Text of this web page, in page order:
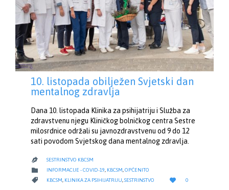
10. listopada obilježen Svjetski dan
mentalnog zdravlja
Dana 10. listopada Klinika za psihijatriju i Služba za
zdravstvenu njegu Kliničkog bolničkog centra Sestre
milosrdnice održali su javnozdravstvenu od 9 do 12
sati povodom Svjetskog dana mentalnog zdravlja.
 SESTRINSTVO KBCSM
 CATEGORY
INFORMACIJE - COVID-19 KBCSM OPĆENITO
 CATEGORY
KBCSM KLINIKA ZA PSIHIJATRIJU SESTRINSTVO 
LOVE
IT
0